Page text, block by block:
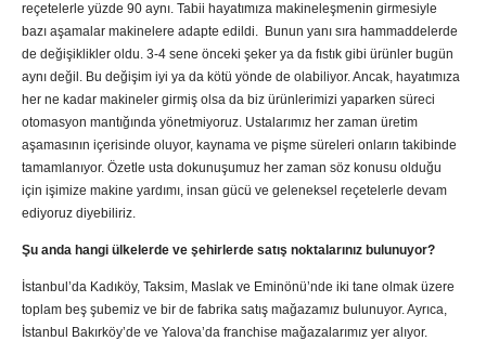
reçetelerle yüzde 90 aynı. Tabii hayatımıza makineleşmenin girmesiyle
bazı aşamalar makinelere adapte edildi. Bunun yanı sıra hammaddelerde
de değişiklikler oldu. 3-4 sene önceki şeker ya da fıstık gibi ürünler bugün
aynı değil. Bu değişim iyi ya da kötü yönde de olabiliyor. Ancak, hayatımıza
her ne kadar makineler girmiş olsa da biz ürünlerimizi yaparken süreci
otomasyon mantığında yönetmiyoruz. Ustalarımız her zaman üretim
aşamasının içerisinde oluyor, kaynama ve pişme süreleri onların takibinde
tamamlanıyor. Özetle usta dokunuşumuz her zaman söz konusu olduğu
için işimize makine yardımı, insan gücü ve geleneksel reçetelerle devam
ediyoruz diyebiliriz.
Şu anda hangi ülkelerde ve şehirlerde satış noktalarınız bulunuyor?
İstanbul’da Kadıköy, Taksim, Maslak ve Eminönü’nde iki tane olmak üzere
toplam beş şubemiz ve bir de fabrika satış mağazamız bulunuyor. Ayrıca,
İstanbul Bakırköy’de ve Yalova’da franchise mağazalarımız yer alıyor.